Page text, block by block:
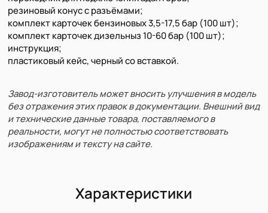
резиновый конус с разъёмами;
комплект карточек бензиновых 3,5-17,5 бар (100 шт);
комплект карточек дизельныз 10-60 бар (100 шт);
инструкция;
пластиковый кейс, черный со вставкой.
Завод-изготовитель может вносить улучшения в модель
без отражения этих правок в документации. Внешний вид
и технические данные товара, поставляемого в
реальности, могут не полностью соответствовать
изображениям и тексту на сайте.
Характеристики